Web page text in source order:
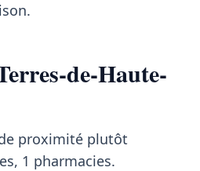
de-Haute-
proximité plutôt
1 pharmacies.